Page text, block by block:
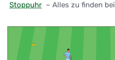
Stoppuhr – Alles zu finden bei